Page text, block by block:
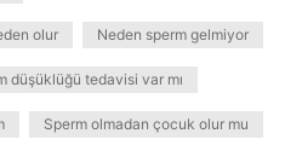
olur Neden sperm gelmiyor
düşüklüğü tedavisi var mı
Sperm olmadan çocuk olur mu